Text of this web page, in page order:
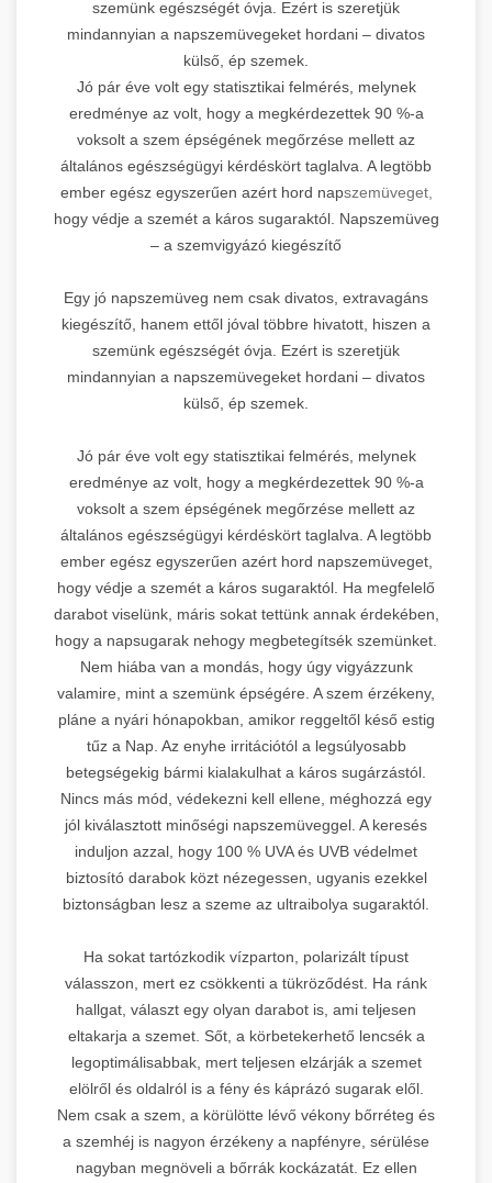
szemünk egészségét óvja. Ezért is szeretjük
mindannyian a napszemüvegeket hordani – divatos
külső, ép szemek.
Jó pár éve volt egy statisztikai felmérés, melynek
eredménye az volt, hogy a megkérdezettek 90 %-a
voksolt a szem épségének megőrzése mellett az
általános egészségügyi kérdéskört taglalva. A legtöbb
ember egész egyszerűen azért hord napszemüveget,
hogy védje a szemét a káros sugaraktól. Napszemüveg
– a szemvigyázó kiegészítő
Egy jó napszemüveg nem csak divatos, extravagáns
kiegészítő, hanem ettől jóval többre hivatott, hiszen a
szemünk egészségét óvja. Ezért is szeretjük
mindannyian a napszemüvegeket hordani – divatos
külső, ép szemek.
Jó pár éve volt egy statisztikai felmérés, melynek
eredménye az volt, hogy a megkérdezettek 90 %-a
voksolt a szem épségének megőrzése mellett az
általános egészségügyi kérdéskört taglalva. A legtöbb
ember egész egyszerűen azért hord napszemüveget,
hogy védje a szemét a káros sugaraktól. Ha megfelelő
darabot viselünk, máris sokat tettünk annak érdekében,
hogy a napsugarak nehogy megbetegítsék szemünket.
Nem hiába van a mondás, hogy úgy vigyázzunk
valamire, mint a szemünk épségére. A szem érzékeny,
pláne a nyári hónapokban, amikor reggeltől késő estig
tűz a Nap. Az enyhe irritációtól a legsúlyosabb
betegségekig bármi kialakulhat a káros sugárzástól.
Nincs más mód, védekezni kell ellene, méghozzá egy
jól kiválasztott minőségi napszemüveggel. A keresés
induljon azzal, hogy 100 % UVA és UVB védelmet
biztosító darabok közt nézegessen, ugyanis ezekkel
biztonságban lesz a szeme az ultraibolya sugaraktól.
Ha sokat tartózkodik vízparton, polarizált típust
válasszon, mert ez csökkenti a tükröződést. Ha ránk
hallgat, választ egy olyan darabot is, ami teljesen
eltakarja a szemet. Sőt, a körbetekerhető lencsék a
legoptimálisabbak, mert teljesen elzárják a szemet
elölről és oldalról is a fény és káprázó sugarak elől.
Nem csak a szem, a körülötte lévő vékony bőrréteg és
a szemhéj is nagyon érzékeny a napfényre, sérülése
nagyban megnöveli a bőrrák kockázatát. Ez ellen